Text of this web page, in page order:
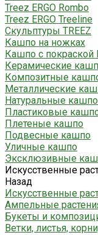
Treez ERGO Rombo
Treez ERGO Treeline
Скульптуры TREEZ
Кашпо на ножках
Кашпо с покраской
Керамические
Композитные
Металлические
Натуральные кашпо
Пластиковые
Плетеные кашпо
Подвесные кашпо
Уличные кашпо
Эксклюзивные
Искусственные
Назад
Искусственные
Ампельные
Букеты и
Ветки, листья,